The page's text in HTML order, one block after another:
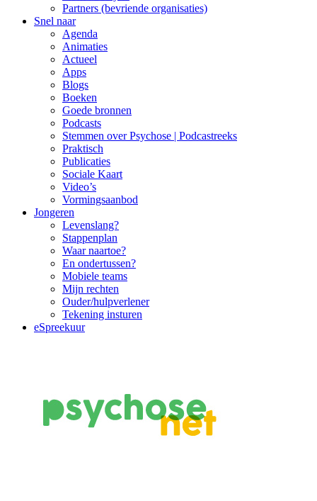
Partners (bevriende organisaties)
Snel naar
Agenda
Animaties
Actueel
Apps
Blogs
Boeken
Goede bronnen
Podcasts
Stemmen over Psychose | Podcastreeks
Praktisch
Publicaties
Sociale Kaart
Video’s
Vormingsaanbod
Jongeren
Levenslang?
Stappenplan
Waar naartoe?
En ondertussen?
Mobiele teams
Mijn rechten
Ouder/hulpverlener
Tekening insturen
eSpreekuur